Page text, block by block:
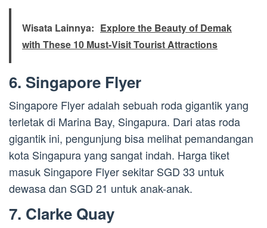
Wisata Lainnya: Explore the Beauty of Demak
with These 10 Must-Visit Tourist Attractions
6. Singapore Flyer
Singapore Flyer adalah sebuah roda gigantik yang
terletak di Marina Bay, Singapura. Dari atas roda
gigantik ini, pengunjung bisa melihat pemandangan
kota Singapura yang sangat indah. Harga tiket
masuk Singapore Flyer sekitar SGD 33 untuk
dewasa dan SGD 21 untuk anak-anak.
7. Clarke Quay